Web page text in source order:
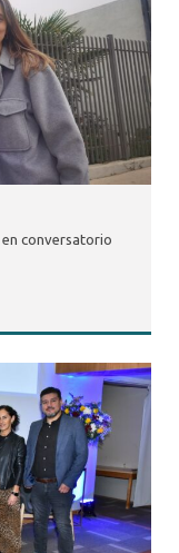
conversatorio